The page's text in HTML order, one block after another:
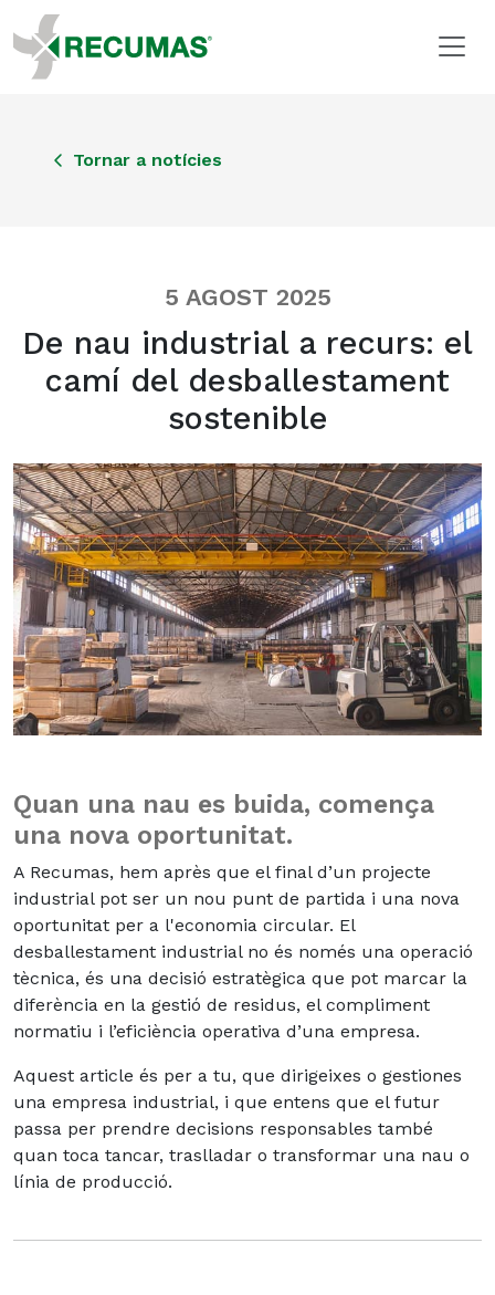
Tornar a notícies
5 AGOST 2025
De nau industrial a recurs: el
camí del desballestament
sostenible
Quan una nau es buida, comença
una nova oportunitat.
A Recumas, hem après que el final d’un projecte
industrial pot ser un nou punt de partida i una nova
oportunitat per a l'economia circular. El
desballestament industrial no és només una operació
tècnica, és una decisió estratègica que pot marcar la
diferència en la gestió de residus, el compliment
normatiu i l’eficiència operativa d’una empresa.
Aquest article és per a tu, que dirigeixes o gestiones
una empresa industrial, i que entens que el futur
passa per prendre decisions responsables també
quan toca tancar, traslladar o transformar una nau o
línia de producció.